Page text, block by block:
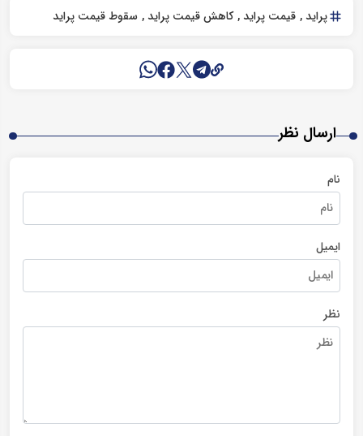
پراید قیمت پراید کاهش قیمت پراید سقوط قیمت پراید
ارسال نظر
نام
ایمیل
نظر